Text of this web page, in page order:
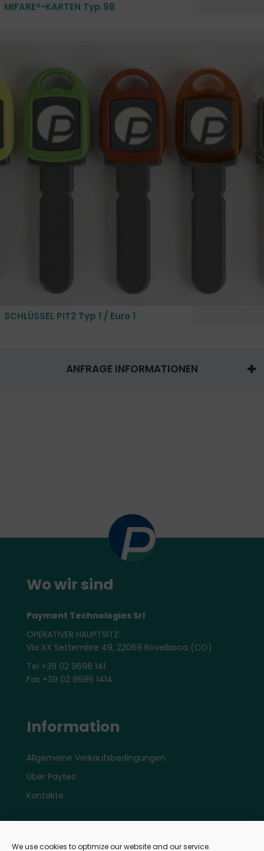
We use cookies to optimize our website and our service.
MIFARE®-KARTEN Typ 98
SCHLÜSSEL PIT2 Typ 1 / Euro 1
ANFRAGE INFORMATIONEN
Wo wir sind
Payment Technologies Srl
OPERATIVER HAUPTSITZ:
Via XX Settembre 49, 22069 Rovellasca (CO)
Tel +39 02 9696 141
Fax +39 02 9696 1414
Information
Allgemeine Verkaufsbedingungen
Über Paytec
Kontakte